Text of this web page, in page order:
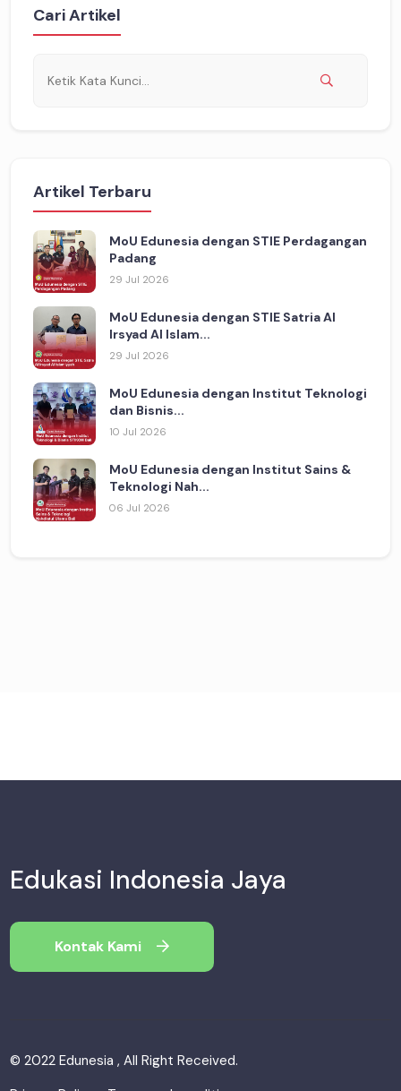
Cari Artikel
Artikel Terbaru
MoU Edunesia dengan STIE Perdagangan
Padang
29 Jul 2026
MoU Edunesia dengan STIE Satria Al
Irsyad Al Islam...
29 Jul 2026
MoU Edunesia dengan Institut Teknologi
dan Bisnis...
10 Jul 2026
MoU Edunesia dengan Institut Sains &
Teknologi Nah...
06 Jul 2026
Edukasi Indonesia Jaya
Kontak Kami
© 2022 Edunesia , All Right Received.